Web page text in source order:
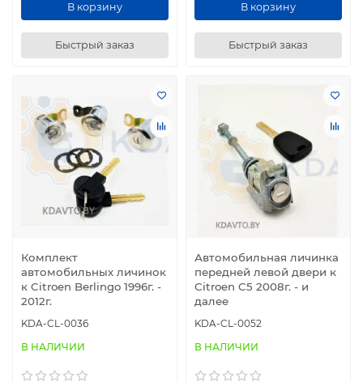
В корзину
Быстрый заказ
В корзину
Быстрый заказ
Комплект
автомобильных личинок
к Citroen Berlingo 1996г. -
2012г.
KDA-CL-0036
В НАЛИЧИИ
Автомобильная личинка
передней левой двери к
Citroen C5 2008г. - и
далее
KDA-CL-0052
В НАЛИЧИИ